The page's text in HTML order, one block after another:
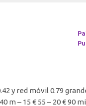
y red móvil 0.79
m – 15 € 55 – 20 €